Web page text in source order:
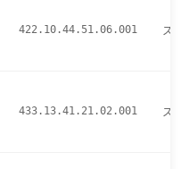
422.10.44.51.06.001 ス
433.13.41.21.02.001 ス